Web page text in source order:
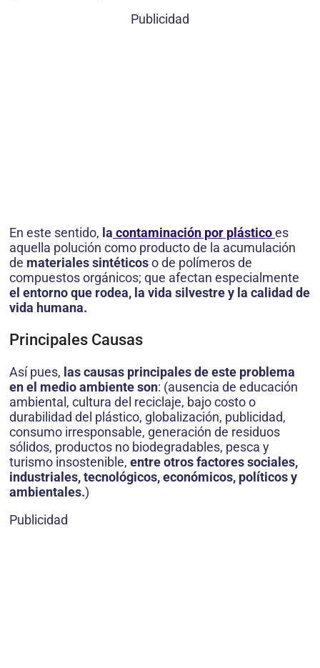
Publicidad
En este sentido, la contaminación por plásticoes
aquella polución como producto de la acumulación
de materiales sintéticoso de polímeros de
compuestos orgánicos; que afectan especialmente
el entorno que rodea, la vida silvestre y la calidad de
vida humana.
Principales Causas
Así pues, las causas principales de este problema
en el medio ambiente son: (ausencia de educación
ambiental, cultura del reciclaje, bajo costo o
durabilidad del plástico, globalización, publicidad,
consumo irresponsable, generación de residuos
sólidos, productos no biodegradables, pesca y
turismo insostenible, entre otros factores sociales,
industriales, tecnológicos, económicos, políticos y
ambientales.)
Publicidad